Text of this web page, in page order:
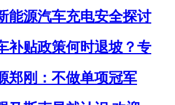
能源汽车充电安全探讨
补贴政策何时退坡？专
郑刚：不做单项冠军